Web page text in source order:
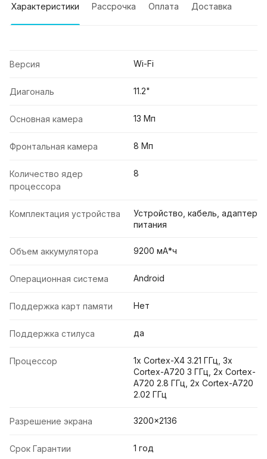
Характеристики Рассрочка Оплата Доставка
Версия Wi-Fi
Диагональ 11.2"
Основная камера 13 Мп
Фронтальная камера 8 Мп
Количество ядер
процессора
8
Комплектация устройства
Устройство, кабель, адаптер
питания
Объем аккумулятора 9200 мА*ч
Операционная система Android
Поддержка карт памяти Нет
Поддержка стилуса да
Процессор
1x Cortex-X4 3.21 ГГц, 3x
Cortex-A720 3 ГГц, 2x Cortex-
A720 2.8 ГГц, 2x Cortex-A720
2.02 ГГц
Разрешение экрана 3200x2136
Срок Гарантии 1 год